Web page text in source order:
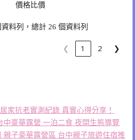
價格比價
料列，總計 26 個資料列
❮ 1 2 ❯
家抗老實測紀錄 真實心得分享！
中豪華露營 一泊二食 夜間生態導覽
親子豪華露營區 台中親子旅遊住宿推